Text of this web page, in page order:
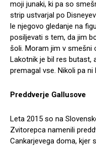
moji junaki, ki pa so
strip ustvarjal po
le njegovo gledanje na
posiljevati s tem, da jim
šoli. Moram jim v smešni
Lakotnik je bil res butast,
premagal vse. Nikoli pa ni
Preddverje Gallusove
Leta 2015 so na
Zvitorepca namenili
Cankarjevega doma, kjer